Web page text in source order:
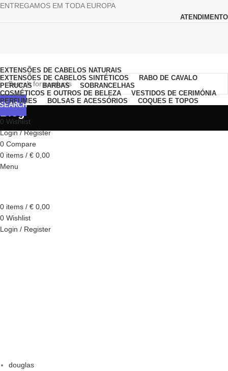
ENTREGAMOS EM TODA EUROPA
ATENDIMENTO
SEARCH
0 Wishlist
Login / Register
0 Compare
0 items / € 0,00
Menu
0 items / € 0,00
0 Wishlist
Login / Register
EXTENSÕES DE CABELOS NATURAIS
EXTENSÕES DE CABELOS SINTÉTICOS
RABO DE CAVALO
PERUCAS
BARBAS
SOBRANCELHAS
COSMÉTICOS E OUTROS DE BELEZA
VESTIDOS DE CERIMÓNIA
PERFUMES
BOLSAS E ACESSÓRIOS COQUES E TOPOS
Blog
douglas